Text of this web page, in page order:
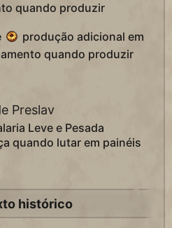
quando produzir
produção adicional em
quando produzir
Preslav
Leve e Pesada
quando lutar em painéis
histórico